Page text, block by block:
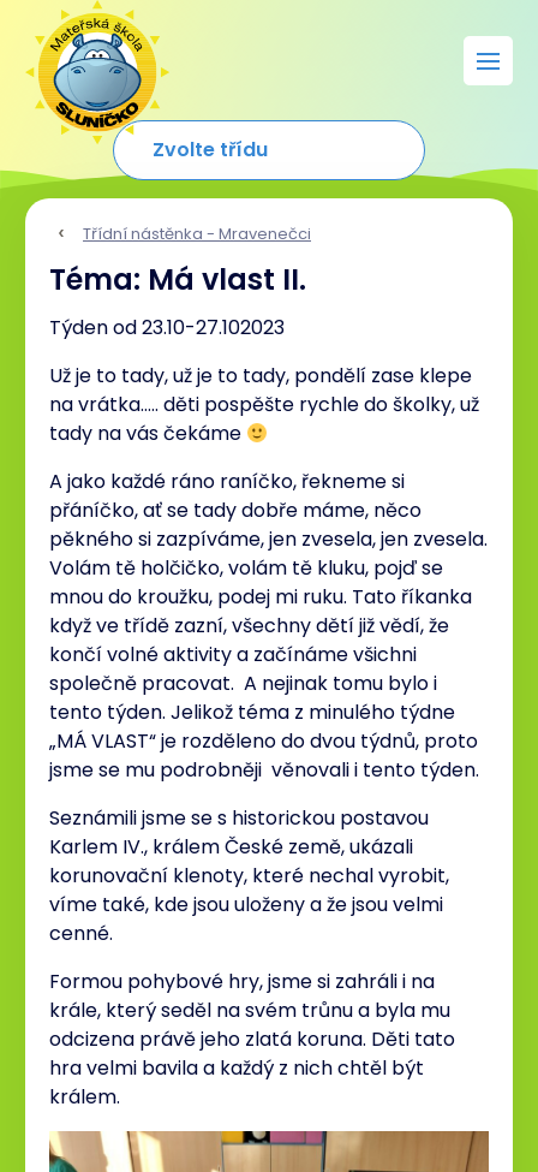
Třídní nástěnka - Mravenečci
Téma: Má vlast II.
Týden od 23.10-27.102023
Už je to tady, už je to tady, pondělí zase klepe
na vrátka….. děti pospěšte rychle do školky, už
tady na vás čekáme
A jako každé ráno raníčko, řekneme si
přáníčko, ať se tady dobře máme, něco
pěkného si zazpíváme, jen zvesela, jen zvesela.
Volám tě holčičko, volám tě kluku, pojď se
mnou do kroužku, podej mi ruku. Tato říkanka
když ve třídě zazní, všechny dětí již vědí, že
končí volné aktivity a začínáme všichni
společně pracovat. A nejinak tomu bylo i
tento týden. Jelikož téma z minulého týdne
„MÁ VLAST“ je rozděleno do dvou týdnů, proto
jsme se mu podrobněji věnovali i tento týden.
Seznámili jsme se s historickou postavou
Karlem IV., králem České země, ukázali
korunovační klenoty, které nechal vyrobit,
víme také, kde jsou uloženy a že jsou velmi
cenné.
Formou pohybové hry, jsme si zahráli i na
krále, který seděl na svém trůnu a byla mu
odcizena právě jeho zlatá koruna. Děti tato
hra velmi bavila a každý z nich chtěl být
králem.